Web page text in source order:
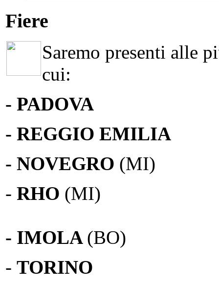
Fiere
Saremo presenti alle
cui:
- PADOVA
- REGGIO EMILIA
- NOVEGRO (MI)
- RHO (MI)
- IMOLA (BO)
- TORINO